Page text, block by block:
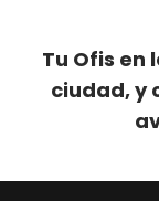
Tu Ofis en
ciudad, y